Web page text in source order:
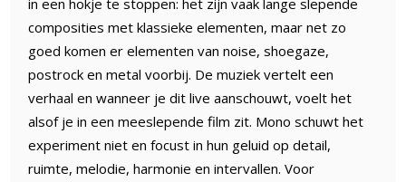
in een hokje te stoppen: het zijn vaak lange slepende
composities met klassieke elementen, maar net zo
goed komen er elementen van noise, shoegaze,
postrock en metal voorbij. De muziek vertelt een
verhaal en wanneer je dit live aanschouwt, voelt het
alsof je in een meeslepende film zit. Mono schuwt het
experiment niet en focust in hun geluid op detail,
ruimte, melodie, harmonie en intervallen. Voor